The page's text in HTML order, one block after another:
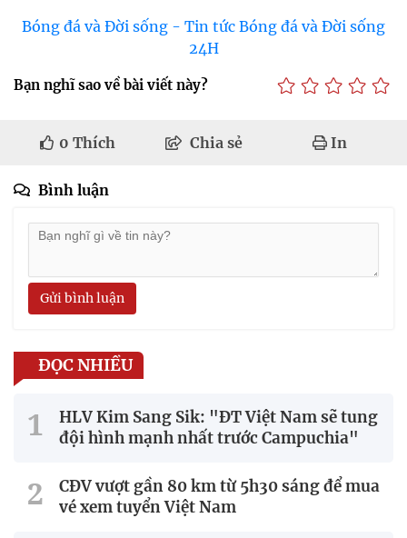
Bóng đá và Đời sống - Tin tức Bóng đá và Đời sống
24H
Bạn nghĩ sao về bài viết này?
0 Thích Chia sẻ In
Bình luận
Gửi bình luận
ĐỌC NHIỀU
HLV Kim Sang Sik: "ĐT Việt Nam sẽ tung
đội hình mạnh nhất trước Campuchia"
CĐV vượt gần 80 km từ 5h30 sáng để mua
vé xem tuyển Việt Nam